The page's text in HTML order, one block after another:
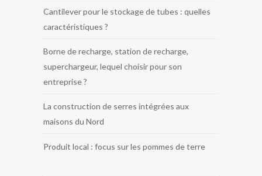
Cantilever pour le stockage de tubes : quelles
caractéristiques ?
Borne de recharge, station de recharge,
superchargeur, lequel choisir pour son
entreprise ?
La construction de serres intégrées aux
maisons du Nord
Produit local : focus sur les pommes de terre